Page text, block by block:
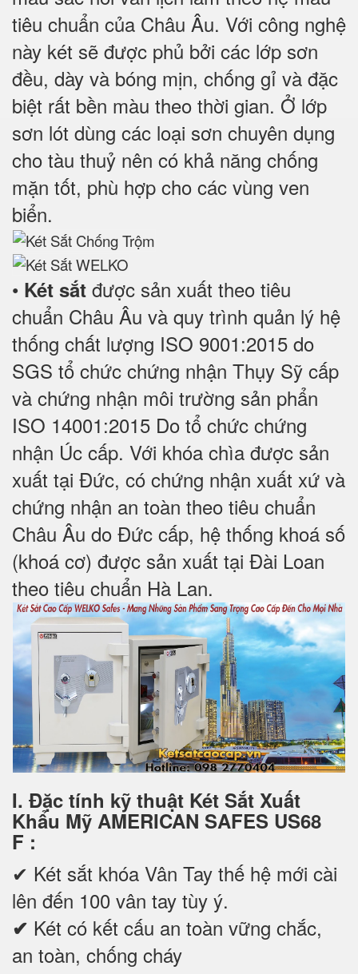
tiêu chuẩn của Châu Âu. Với công nghệ
này két sẽ được phủ bởi các lớp sơn
đều, dày và bóng mịn, chống gỉ và đặc
biệt rất bền màu theo thời gian. Ở lớp
sơn lót dùng các loại sơn chuyên dụng
cho tàu thuỷ nên có khả năng chống
mặn tốt, phù hợp cho các vùng ven
biển.
• Két sắt được sản xuất theo tiêu
chuẩn Châu Âu và quy trình quản lý hệ
thống chất lượng ISO 9001:2015 do
SGS tổ chức chứng nhận Thụy Sỹ cấp
và chứng nhận môi trường sản phẩn
ISO 14001:2015 Do tổ chức chứng
nhận Úc cấp. Với khóa chìa được sản
xuất tại Đức, có chứng nhận xuất xứ và
chứng nhận an toàn theo tiêu chuẩn
Châu Âu do Đức cấp, hệ thống khoá số
(khoá cơ) được sản xuất tại Đài Loan
theo tiêu chuẩn Hà Lan.
I. Đặc tính kỹ thuật Két Sắt Xuất
Khẩu Mỹ AMERICAN SAFES US68
F :
✔ Két sắt khóa Vân Tay thế hệ mới cài
lên đến 100 vân tay tùy ý.
✔ Két có kết cấu an toàn vững chắc,
an toàn, chống cháy